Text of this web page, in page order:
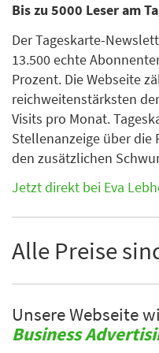
Bis zu 5000 Leser am
Der Tageskarte-
13.500 echte
Prozent. Die Webseite
reichweitenstärksten
Visits pro Monat.
Stellenanzeige über die
den zusätzlichen
Jetzt direkt bei Eva
Alle Preise
Unsere Webseite
Business